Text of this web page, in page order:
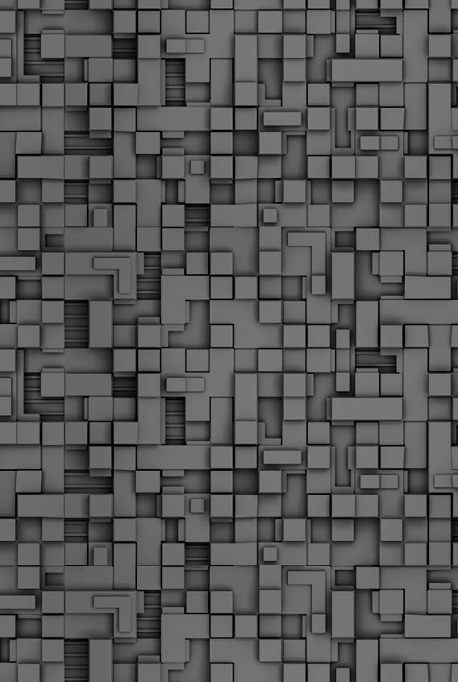
σε δήμους της χώρας. Το Dimastin, αναζητεί σχετικό
φωτογραφικό υλικό στο διαδίκτυο και σας το παρουσιάζει σε
αυτή την ανάρτηση. Επίσης, σας καλούμε, αν διαπιστώσετε ότι
μας έχουν "ξεφύγει" ορκωμοσίες, μπορείτε να στέλνετε το
φωτογραφικό τους υλικό στο dimasthes@gmail.gr ώστε να το
δημοσιεύουμε εδώ, άμεσα.
MAR
Θεσσαλονίκη: Ορκίστηκαν οι 75 νέοι δημοτικοί
αστυνομικοί – Τι τους ζήτησε ο Αγγελούδης
Ενισχύεται το έργο της δημοτικής αστυνομίας στο δήμο
Θεσσαλονίκης καθώς το πρωί της Τετάρτης 18 Μαρτίου
ορκίστηκαν οι 75 νέοι δημοτικοί αστυνομικοί.
«Με αυτούς, σε λίγους μήνες αποκτά ένα ισχυρό σώμα η
δημοτική αστυνομία. Θα είναι πιο κοντά στον πολίτη. Είχα την
ευκαιρία να είμαι σήμερα στην ορκωμοσία τους.
MAR
Ξεκίνησαν εδώ και μια εβδομάδα οι αφίξεις των
νεοπροσληφθέντων Δημοτικών Αστυνομικών στους
δήμους και οι ορκωμοσίες τους - Πλήρες
Μεγάλες μέρες ζει ο "οργανισμός" της Δημοτικής Αστυνομίας!
Να θυμίσουμε ότι κανονικές προσλήψεις στην Δημοτική
Αστυνομία έχουν να γίνουν από το 2010. Δεκαέξι ολόκληρα
χρόνια! Και βέβαια, ακόμη και με αυτές τις προσλήψεις, δεν
φτάνουμε ούτε τα 2/3 των Δημοτικών Αστυνομικών που
υπηρετούσαν το 2013 προ της κατάργησης της υπηρεσίας με
απόφαση του σημερινού πρωθυπουργού Κυριάκου Μητσοτάκη. Ας
είναι...
2
Δημοτική Αστυνομία Θεσσαλονίκης: Διμηνιαίος
απολογισμός ελέγχων τήρησης νομοθεσίας
Τον απολογισμό των δράσεων ελέγχου για τα ζώα συντροφιάς
κατά το δίμηνο Ιανουαρίου – Φεβρουαρίου 2026 παρουσιάζει η
Δημοτική Αστυνομία Θεσσαλονίκης, με στόχο την προστασία των
ζώων και την ομαλή συμβίωση στην πόλη.